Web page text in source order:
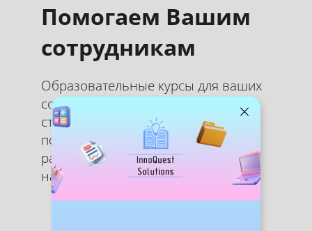
Помогаем Вашим
сотрудникам
Образовательные курсы для ваших
сотрудников энергетических и
строительных компаний:
повышение квалификации и
развитие профессиональных
навыков вашей команды